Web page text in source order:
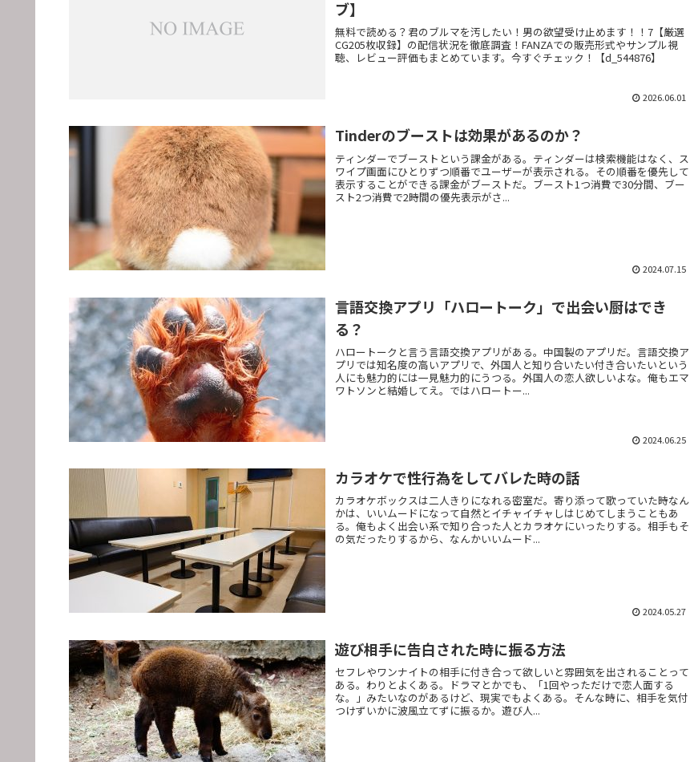
ブ】
無料で読める？君のブルマを汚したい！男の欲望受け止めます！！7【厳選
CG205枚収録】の配信状況を徹底調査！FANZAでの販売形式やサンプル視
聴、レビュー評価もまとめています。今すぐチェック！【d_544876】
2026.06.01
Tinderのブーストは効果があるのか？
ティンダーでブーストという課金がある。ティンダーは検索機能はなく、ス
ワイプ画面にひとりずつ順番でユーザーが表示される。その順番を優先して
表示することができる課金がブーストだ。ブースト1つ消費で30分間、ブー
スト2つ消費で2時間の優先表示がさ...
2024.07.15
言語交換アプリ「ハロートーク」で出会い厨はでき
る？
ハロートークと言う言語交換アプリがある。中国製のアプリだ。言語交換ア
プリでは知名度の高いアプリで、外国人と知り合いたい付き合いたいという
人にも魅力的には一見魅力的にうつる。外国人の恋人欲しいよな。俺もエマ
ワトソンと結婚してえ。ではハロートー...
2024.06.25
カラオケで性行為をしてバレた時の話
カラオケボックスは二人きりになれる密室だ。寄り添って歌っていた時なん
かは、いいムードになって自然とイチャイチャしはじめてしまうこともあ
る。俺もよく出会い系で知り合った人とカラオケにいったりする。相手もそ
の気だったりするから、なんかいいムード...
2024.05.27
遊び相手に告白された時に振る方法
セフレやワンナイトの相手に付き合って欲しいと雰囲気を出されることって
ある。わりとよくある。ドラマとかでも、「1回やっただけで恋人面する
な。」みたいなのがあるけど、現実でもよくある。そんな時に、相手を気付
つけずいかに波風立てずに振るか。遊び人...